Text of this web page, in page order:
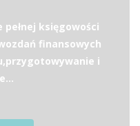
księgowości
finansowych
i